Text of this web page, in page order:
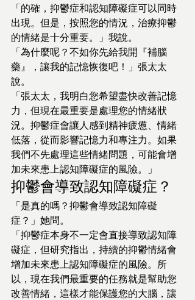
「的確，抑鬱症和認知障礙症可以同時
出現。但是，按照您的情況，治療抑鬱
的情緒是十分重要。」我說。
「為什麼呢？不如你先給我開『補腦
藥』，讓我的記憶恢復吧！」張太太
說。
「張太太，我明白您希望盡快改善記憶
力，但現在最重要是處理您的情緒狀
況。抑鬱症會讓人感到精神疲憊、情緒
低落，從而影響記憶力和專注力。如果
我們不先處理這些情緒問題，可能會增
加未來患上認知障礙症的風險。」
抑鬱會導致認知障礙症？
「是真的嗎？抑鬱會導致認知障礙
症？」她問。
「抑鬱症本身不一定會直接導致認知障
礙症，但研究指出，持續的抑鬱情緒會
增加未來患上認知障礙症的風險。所
以，現在我們最重要的任務就是幫助您
改善情緒，這樣才能保護您的大腦，讓